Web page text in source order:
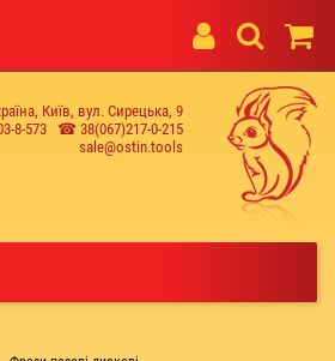
Київ, вул. Сирецька, 9
8-573
☎ 38(067)217-0-215
sale@ostin.tools